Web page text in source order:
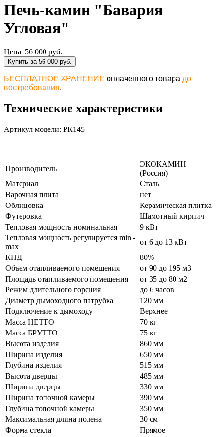
Печь-камин "Бавария
Угловая"
Цена: 56 000 руб.
Купить за 56 000 руб.
БЕСПЛАТНОЕ ХРАНЕНИЕ оплаченного товара до
востребования.
Технические характеристики
Артикул модели: РК145
Производитель
ЭКОКАМИН
(Россия)
Материал
Сталь
Варочная плита
нет
Облицовка
Керамическая плитка
Футеровка
Шамотный кирпич
Тепловая мощность номинальная
9 кВт
Тепловая мощность регулируется min -
max
от 6 до 13 кВт
КПД
80%
Объем отапливаемого помещения
от 90 до 195 м3
Площадь отапливаемого помещения
от 35 до 80 м2
Режим длительного горения
до 6 часов
Диаметр дымоходного патрубка
120 мм
Подключение к дымоходу
Верхнее
Масса НЕТТО
70 кг
Масса БРУТТО
75 кг
Высота изделия
860 мм
Ширина изделия
650 мм
Глубина изделия
515 мм
Высота дверцы
485 мм
Ширина дверцы
330 мм
Ширина топочной камеры
390 мм
Глубина топочной камеры
350 мм
Максимальная длина полена
30 см
Форма стекла
Прямое